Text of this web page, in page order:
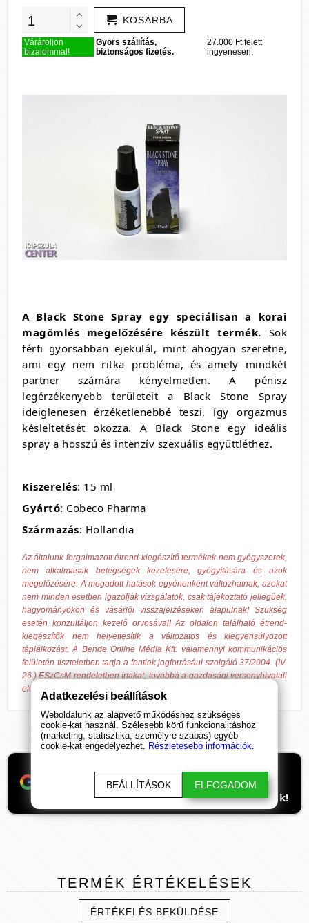
KOSÁRBA
Várároljon
bizalommal!
Gyors szállítás,
biztonságos fizetés.
27.000 Ft felett
ingyenesen.
A Black Stone Spray egy speciálisan a korai
magömlés megelőzésére készült termék. Sok
férfi gyorsabban ejekulál, mint ahogyan szeretne,
ami egy nem ritka probléma, és amely mindkét
partner számára kényelmetlen. A pénisz
legérzékenyebb területeit a Black Stone Spray
ideiglenesen érzéketlenebbé teszi, így orgazmus
késleltetését okozza. A Black Stone egy ideális
spray a hosszú és intenzív szexuális együttléthez.
Kiszerelés: 15 ml
Gyártó: Cobeco Pharma
Származás: Hollandia
Az általunk forgalmazott étrend-kiegészítő termékek nem gyógyszerek,
nem alkalmasak betegségek kezelésére, gyógyítására és azok
megelőzésére. A megadott hatások egyénenként változhatnak, azokat
nem minden esetben igazolják vizsgálatok, csak tájékoztató jellegűek,
hagyományokon és vásárlói visszajelzéseken alapulnak! Szükség
esetén konzultáljon kezelő orvosával! Az oldalon található étrend-
kiegészítők nem helyettesítik a változatos és kiegyensúlyozott
táplálkozást. A Bende Online Média Kft. valamennyi kommunikációs
felületén tiszteletben tartja a fentiek jogforrásául szolgáló 37/2004. (IV.
26.) ESzCsM rendeletben írtakat, továbbá a gazdasági versenyhivatali
előírásokat.
Ha támogatnád a munkánkat, itt tudod
beállítani, hogy előre kerüljenek
ismeretterjesztő cikkeink. Hálásan köszönjük!
TERMÉK ÉRTÉKELÉSEK
ÉRTÉKELÉS BEKÜLDÉSE
Adatkezelési beállítások
Weboldalunk az alapvető működéshez szükséges
cookie-kat használ. Szélesebb körű funkcionalitáshoz
(marketing, statisztika, személyre szabás) egyéb
cookie-kat engedélyezhet. Részletesebb információk.
BEÁLLÍTÁSOK ELFOGADOM